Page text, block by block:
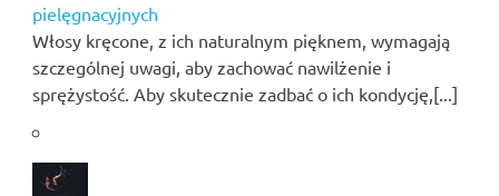
pielęgnacyjnych
Włosy kręcone, z ich naturalnym pięknem, wymagają
szczególnej uwagi, aby zachować nawilżenie i
sprężystość. Aby skutecznie zadbać o ich kondycję,[...]